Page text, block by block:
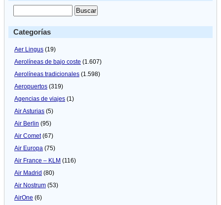
Categorías
Aer Lingus (19)
Aerolíneas de bajo coste (1.607)
Aerolíneas tradicionales (1.598)
Aeropuertos (319)
Agencias de viajes (1)
Air Asturias (5)
Air Berlin (95)
Air Comet(67)
Air Europa (75)
Air France – KLM (116)
Air Madrid (80)
Air Nostrum (53)
AirOne (6)